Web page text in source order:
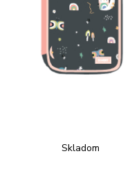
Skladom